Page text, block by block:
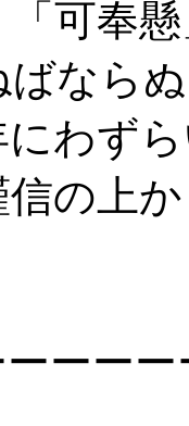
可奉
ばなら
わず
の上
ーー